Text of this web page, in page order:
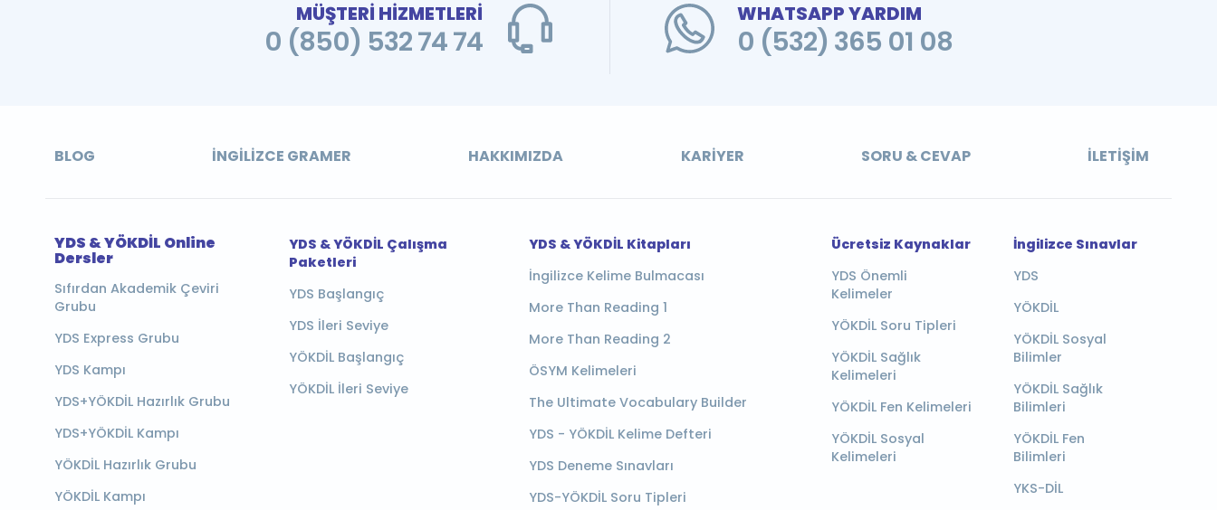
MÜŞTERİ HİZMETLERİ
0 (850) 532 74 74
WHATSAPP YARDIM
0 (532) 365 01 08
BLOG İNGILIZCE GRAMER HAKKIMIZDA KARIYER SORU & CEVAP İLETIŞIM
YDS & YÖKDİL Online
Dersler
Sıfırdan Akademik Çeviri
Grubu
YDS Express Grubu
YDS Kampı
YDS+YÖKDİL Hazırlık Grubu
YDS+YÖKDİL Kampı
YÖKDİL Hazırlık Grubu
YÖKDİL Kampı
YDS & YÖKDİL Çalışma
Paketleri
YDS Başlangıç
YDS İleri Seviye
YÖKDİL Başlangıç
YÖKDİL İleri Seviye
YDS & YÖKDİL Kitapları
İngilizce Kelime Bulmacası
More Than Reading 1
More Than Reading 2
ÖSYM Kelimeleri
The Ultimate Vocabulary Builder
YDS - YÖKDİL Kelime Defteri
YDS Deneme Sınavları
YDS-YÖKDİL Soru Tipleri
Ücretsiz Kaynaklar
YDS Önemli
Kelimeler
YÖKDİL Soru Tipleri
YÖKDİL Sağlık
Kelimeleri
YÖKDİL Fen Kelimeleri
YÖKDİL Sosyal
Kelimeleri
İngilizce Sınavlar
YDS
YÖKDİL
YÖKDİL Sosyal
Bilimler
YÖKDİL Sağlık
Bilimleri
YÖKDİL Fen
Bilimleri
YKS-DİL